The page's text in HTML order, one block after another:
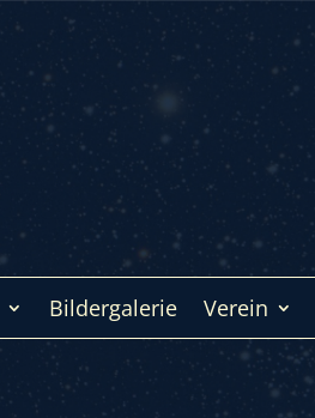
Bildergalerie Verein